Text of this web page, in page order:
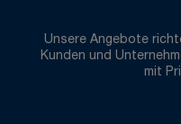
Unsere Angebote
Kunden und
mit